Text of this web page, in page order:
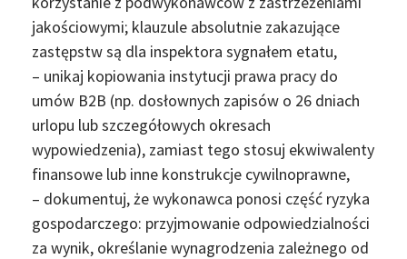
jakościowymi; klauzule absolutnie zakazujące
zastępstw są dla inspektora sygnałem etatu,
– unikaj kopiowania instytucji prawa pracy do
umów B2B (np. dosłownych zapisów o 26 dniach
urlopu lub szczegółowych okresach
wypowiedzenia), zamiast tego stosuj ekwiwalenty
finansowe lub inne konstrukcje cywilnoprawne,
– dokumentuj, że wykonawca ponosi część ryzyka
gospodarczego: przyjmowanie odpowiedzialności
za wynik, określanie wynagrodzenia zależnego od